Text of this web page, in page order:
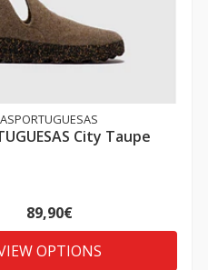
ASPORTUGUESAS
City Taupe
89,90€
OPTIONS